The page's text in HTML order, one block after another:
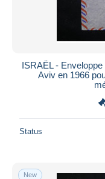
ISRAËL -
Aviv en 1966
Status
New